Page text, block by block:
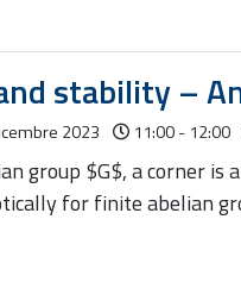
stability –
2023 11:00 - 12:00
group $G$, a corner
for finite abelian